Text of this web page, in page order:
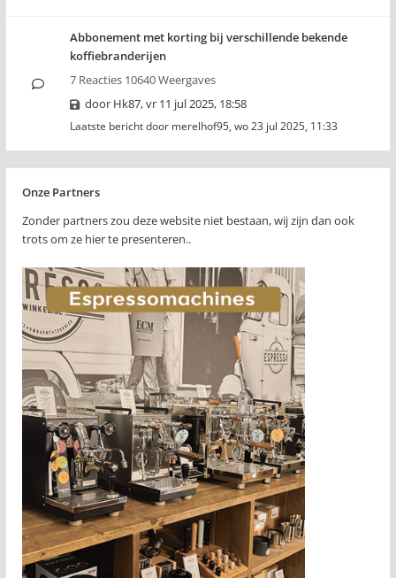
Abbonement met korting bij verschillende bekende
koffiebranderijen
7 Reacties 10640 Weergaves
door Hk87,vr 11 jul 2025, 18:58
Laatste bericht door merelhof95, wo 23 jul 2025, 11:33
Onze Partners
Zonder partners zou deze website niet bestaan, wij zijn dan ook
trots om ze hier te presenteren..